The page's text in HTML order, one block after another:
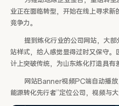
业正在面临转型，开始在线上寻求
竞争力。
提到炼化行业的公司网站，大
站样式，给人感觉显得过时又保守。
计上突破传统，为山东炼化打造具有
网站Banner视频PC端自动播
能源转化先行者”定位公司，视频与